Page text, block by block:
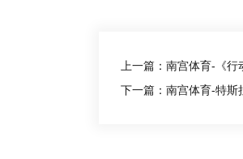
上一篇：南宫体育-《
下一篇：南宫体育-特